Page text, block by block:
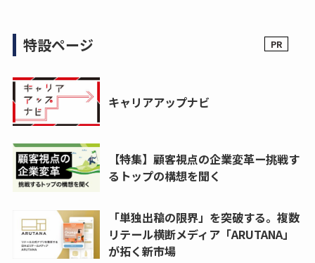
特設ページ
キャリアアップナビ
【特集】顧客視点の企業変革ー挑戦す
るトップの構想を聞く
「単独出稿の限界」を突破する。複数
リテール横断メディア「ARUTANA」
が拓く新市場